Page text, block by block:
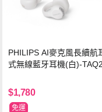
PHILIPS AI麥克風長續航
式無線藍牙耳機(白)-
$1,780
免運